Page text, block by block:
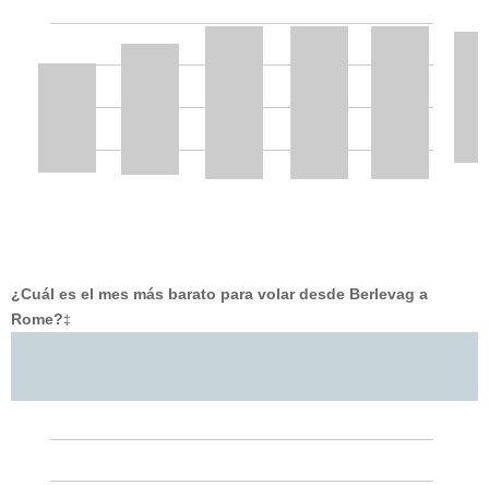
¿Cuál es el mes más barato para volar desde Berlevag a
Rome?‡